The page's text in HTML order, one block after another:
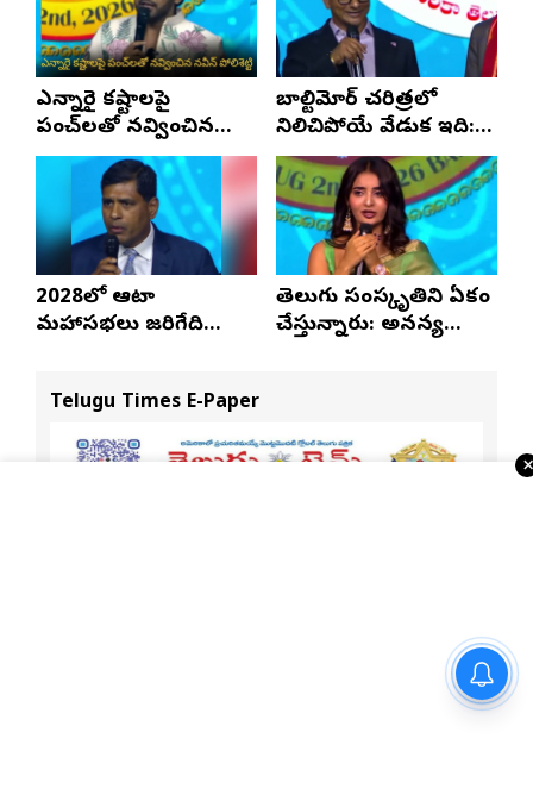
ఎన్నారై కష్టాలపై
పంచ్‌లతో నవ్వించిన
నవీన్ పోలిశెట్టి
బాల్టిమోర్ చరిత్రలో
నిలిచిపోయే వేడుక ఇది:
శ్రీధర్ బానాల
2028లో ఆటా
మహాసభలు జరిగేది
తెలుగు సంస్కృతిని ఏకం
చేస్తున్నారు: అనన్య
Telugu Times E-Paper